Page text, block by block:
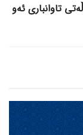
تاوانباری ئەو